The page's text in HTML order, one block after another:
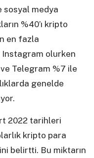
sosyal medya
%40’ı kripto
en fazla
olurken
Telegram %7 ile
genelde
2022 tarihleri
kripto para
belirtti. Bu miktarın